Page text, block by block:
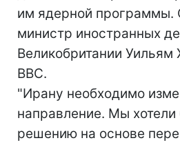
им ядерной программы.
министр иностранных
Великобритании Уильям
ВВС.
"Ирану необходимо
направление. Мы хотели
решению на основе